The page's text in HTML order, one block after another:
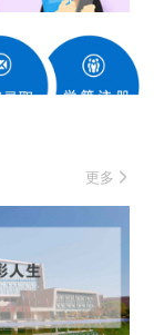
更多